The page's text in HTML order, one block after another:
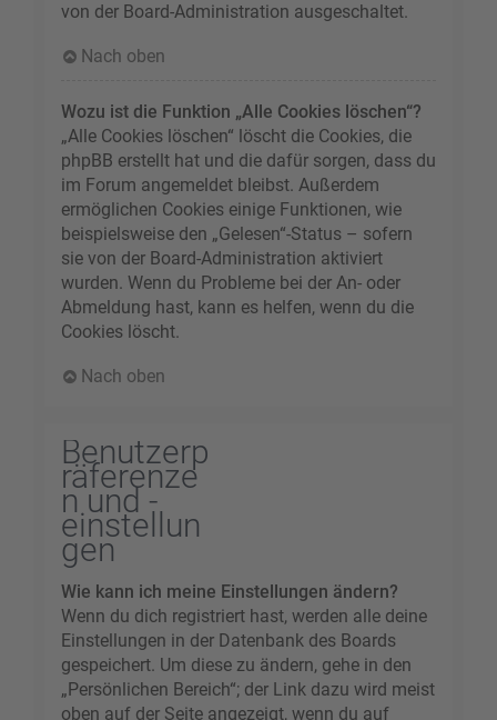
von der Board-Administration ausgeschaltet.
Nach oben
Wozu ist die Funktion „Alle Cookies löschen“?
„Alle Cookies löschen“ löscht die Cookies, die
phpBB erstellt hat und die dafür sorgen, dass du
im Forum angemeldet bleibst. Außerdem
ermöglichen Cookies einige Funktionen, wie
beispielsweise den „Gelesen“-Status – sofern
sie von der Board-Administration aktiviert
wurden. Wenn du Probleme bei der An- oder
Abmeldung hast, kann es helfen, wenn du die
Cookies löscht.
Nach oben
Benutzerp
räferenze
n und -
einstellun
gen
Wie kann ich meine Einstellungen ändern?
Wenn du dich registriert hast, werden alle deine
Einstellungen in der Datenbank des Boards
gespeichert. Um diese zu ändern, gehe in den
„Persönlichen Bereich“; der Link dazu wird meist
oben auf der Seite angezeigt, wenn du auf